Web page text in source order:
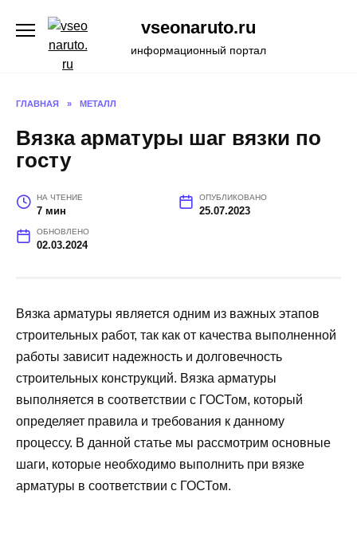
содержанию
vseonaruto.ru
информационный портал
ГЛАВНАЯ » МЕТАЛЛ
Вязка арматуры шаг вязки по
госту
НА ЧТЕНИЕ
7 мин
ОПУБЛИКОВАНО
25.07.2023
ОБНОВЛЕНО
02.03.2024
Вязка арматуры является одним из важных этапов
строительных работ, так как от качества выполненной
работы зависит надежность и долговечность
строительных конструкций. Вязка арматуры
выполняется в соответствии с ГОСТом, который
определяет правила и требования к данному
процессу. В данной статье мы рассмотрим основные
шаги, которые необходимо выполнить при вязке
арматуры в соответствии с ГОСТом.